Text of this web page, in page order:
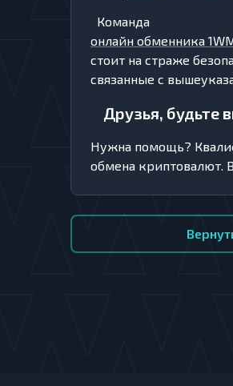
Команда
онлайн обменника
стоит на страже
связанные с
Друзья, будьте
Нужна помощь?
обмена криптовалют.